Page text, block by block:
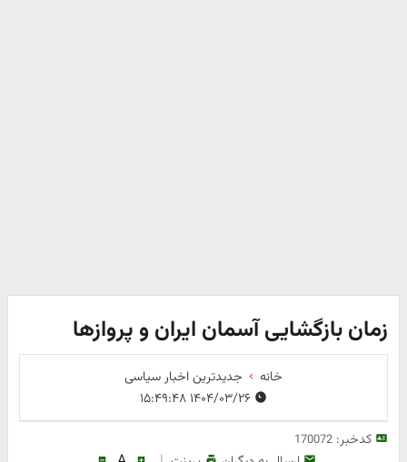
زمان بازگشایی آسمان ایران و پروازها
خانه
جدیدترین اخبار سیاسی
۱۴۰۴/۰۳/۲۶ ۱۵:۴۹:۴۸
کدخبر:170072